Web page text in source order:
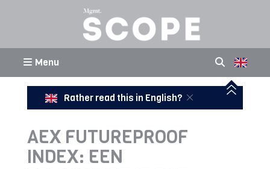
Menu
Rather read this in English?
AEX FUTUREPROOF
INDEX: EEN